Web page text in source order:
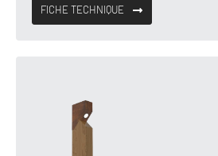
FICHE TECHNIQUE